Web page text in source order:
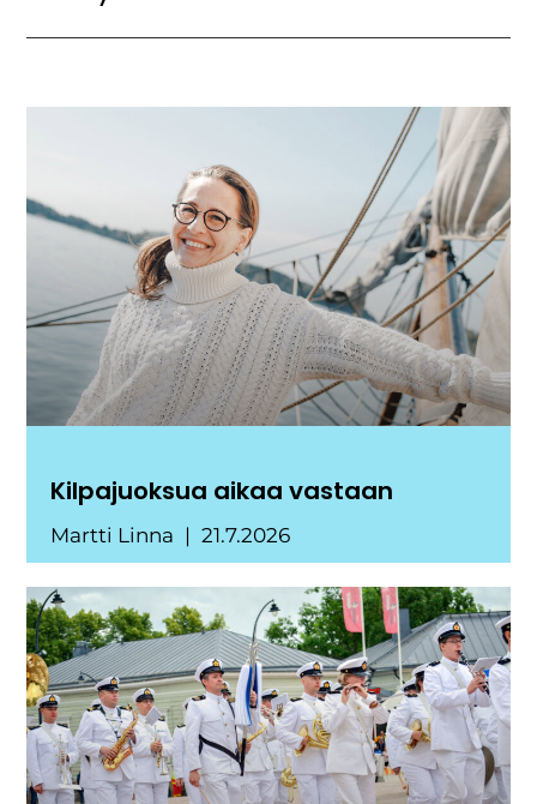
Kilpajuoksua aikaa vastaan
Martti Linna 21.7.2026